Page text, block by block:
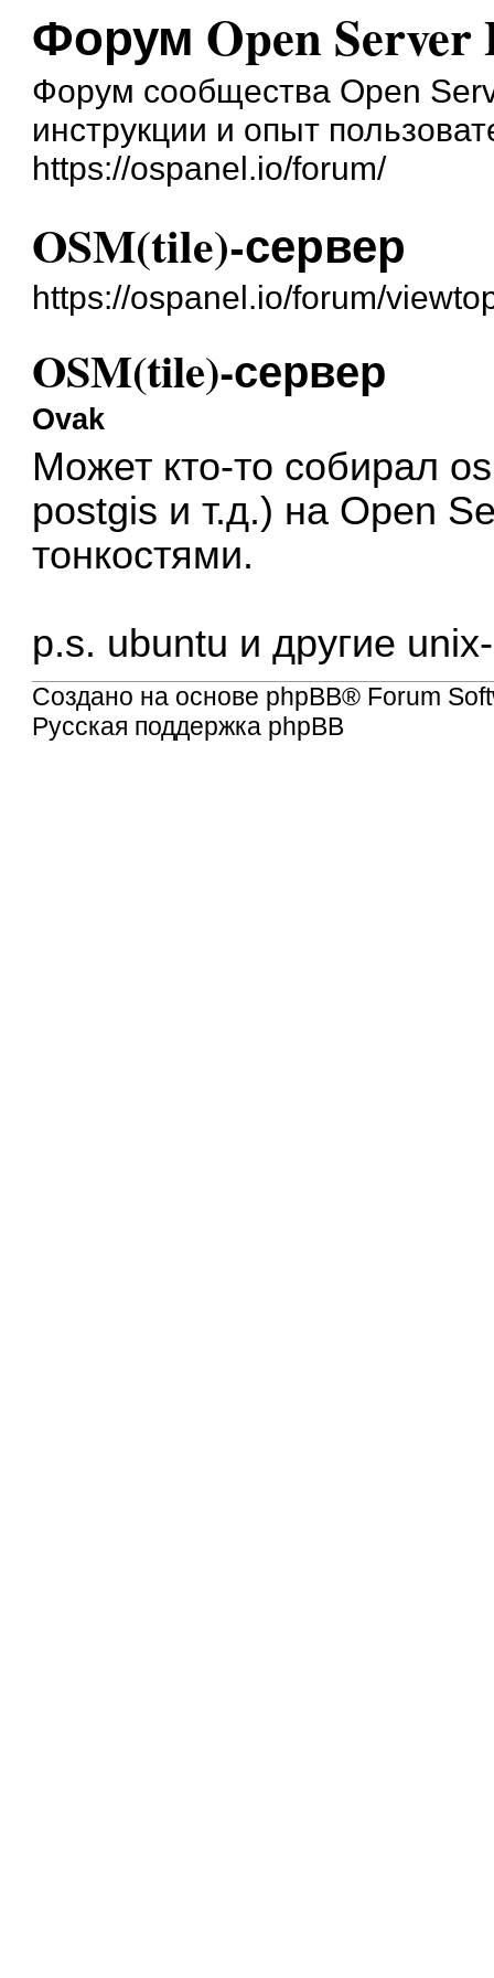
Форум Open Server
Форум сообщества Open
инструкции и опыт
https://ospanel.io/forum/
OSM(tile)-сервер
https://ospanel.io/forum/
OSM(tile)-сервер
Ovak
Может кто-то собирал
postgis и т.д.) на Open
тонкостями.
p.s. ubuntu и другие
Создано на основе phpBB® Forum
Русская поддержка phpBB